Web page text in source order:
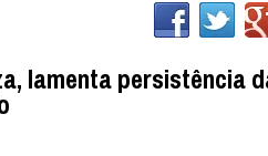
lamenta persistência